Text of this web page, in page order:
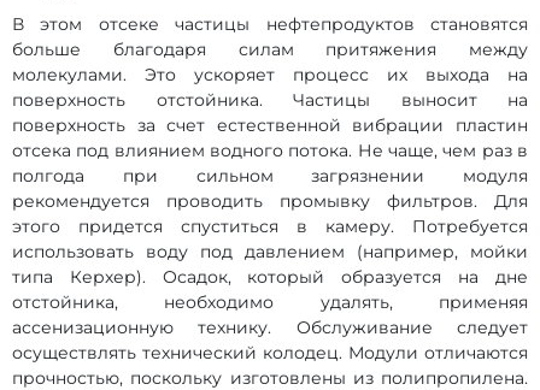
В этом отсеке частицы нефтепродуктов становятся
больше благодаря силам притяжения между
молекулами. Это ускоряет процесс их выхода на
поверхность отстойника. Частицы выносит на
поверхность за счет естественной вибрации пластин
отсека под влиянием водного потока. Не чаще, чем раз в
полгода при сильном загрязнении модуля
рекомендуется проводить промывку фильтров. Для
этого придется спуститься в камеру. Потребуется
использовать воду под давлением (например, мойки
типа Керхер). Осадок, который образуется на дне
отстойника, необходимо удалять, применяя
ассенизационную технику. Обслуживание следует
осуществлять технический колодец. Модули отличаются
прочностью, поскольку изготовлены из полипропилена.